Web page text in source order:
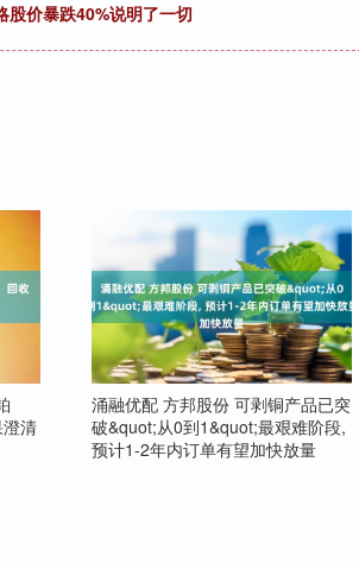
价暴跌40%说明了一切
清
涌融优配 方邦股份 可剥铜产品已突
破&quot;从0到1&quot;最艰难阶段,
预计1-2年内订单有望加快放量